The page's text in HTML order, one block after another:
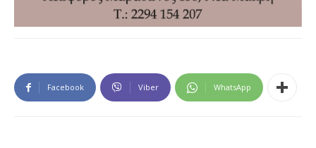
Facebook Viber WhatsApp